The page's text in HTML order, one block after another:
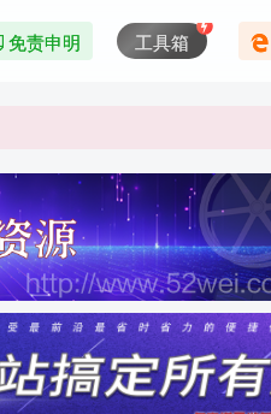
免责申明 工具箱